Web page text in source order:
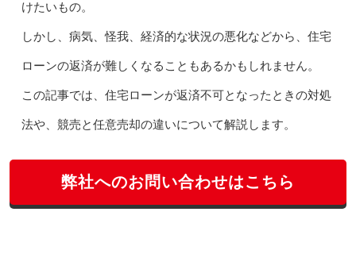
けたいもの。
しかし、病気、怪我、経済的な状況の悪化などから、住宅
ローンの返済が難しくなることもあるかもしれません。
この記事では、住宅ローンが返済不可となったときの対処
法や、競売と任意売却の違いについて解説します。
弊社へのお問い合わせはこちら